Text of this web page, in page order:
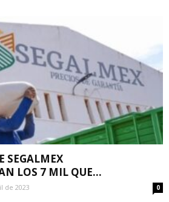
SEGALMEX
LOS 7 MIL QUE...
de 2023 0